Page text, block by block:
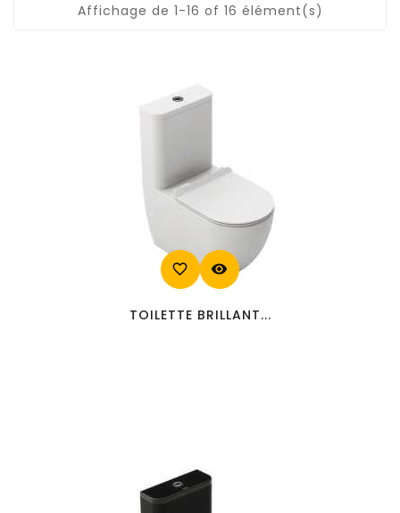
Affichage de 1-16 of 16 élément(s)
favorite_border visibility
TOILETTE BRILLANT...